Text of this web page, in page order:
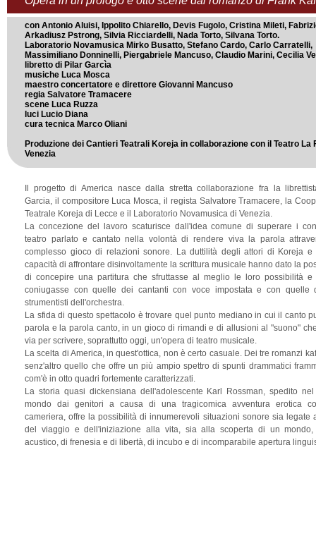
con Antonio Aluisi, Ippolito Chiarello, Devis Fugolo, Cristina Mileti,
Arkadiusz Pstrong, Silvia Ricciardelli, Nada Torto, Silvana Torto.
Laboratorio Novamusica Mirko Busatto, Stefano Cardo, Carlo Carratelli,
Massimiliano Donninelli, Piergabriele Mancuso, Claudio Marini, Cecilia
libretto di Pilar Garcìa
musiche Luca Mosca
maestro concertatore e direttore Giovanni Mancuso
regia Salvatore Tramacere
scene Luca Ruzza
luci Lucio Diana
cura tecnica Marco Oliani
Produzione dei Cantieri Teatrali Koreja in collaborazione con il Teatro La
Venezia
Il progetto di America nasce dalla stretta collaborazione fra la
Garcia, il compositore Luca Mosca, il regista Salvatore Tramacere, la
Teatrale Koreja di Lecce e il Laboratorio Novamusica di Venezia.
La concezione del lavoro scaturisce dall'idea comune di superare i
teatro parlato e cantato nella volontà di rendere viva la parola
complesso gioco di relazioni sonore. La duttilità degli attori di Koreja e
capacità di affrontare disinvoltamente la scrittura musicale hanno dato la
di concepire una partitura che sfruttasse al meglio le loro possibilità
coniugasse con quelle dei cantanti con voce impostata e con quelle
strumentisti dell'orchestra.
La sfida di questo spettacolo è trovare quel punto mediano in cui il canto
parola e la parola canto, in un gioco di rimandi e di allusioni al "suono"
via per scrivere, soprattutto oggi, un'opera di teatro musicale.
La scelta di America, in quest'ottica, non è certo casuale. Dei tre romanzi
senz'altro quello che offre un più ampio spettro di spunti drammatici
com'è in otto quadri fortemente caratterizzati.
La storia quasi dickensiana dell'adolescente Karl Rossman, spedito
mondo dai genitori a causa di una tragicomica avventura erotica
cameriera, offre la possibilità di innumerevoli situazioni sonore sia legate
del viaggio e dell'iniziazione alla vita, sia alla scoperta di un mondo,
acustico, di frenesia e di libertà, di incubo e di incomparabile apertura